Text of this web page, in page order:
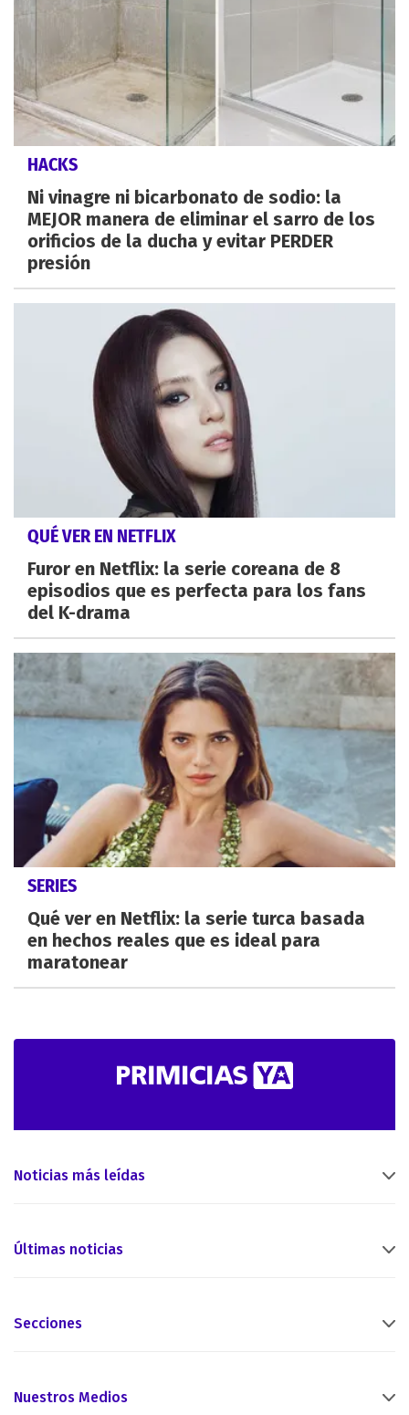
HACKS
Ni vinagre ni bicarbonato de sodio: la
MEJOR manera de eliminar el sarro de los
orificios de la ducha y evitar PERDER
presión
QUÉ VER EN NETFLIX
Furor en Netflix: la serie coreana de 8
episodios que es perfecta para los fans
del K-drama
SERIES
Qué ver en Netflix: la serie turca basada
en hechos reales que es ideal para
maratonear
Noticias más leídas
Últimas noticias
Secciones
Nuestros Medios